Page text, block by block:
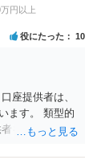
すが、結局返
ら回収をしよ
訴訟を提起し
で回収をする
、もし、これ
出している証
借契約書」な
円以上
役にたった 10
座提供者は、
ます。 類型的
を訴えた場
。 裁判所の目